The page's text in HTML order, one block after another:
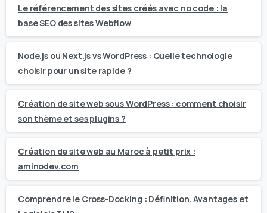
Le référencement des sites créés avec no code : la
base SEO des sites Webflow
Node.js ou Next.js vs WordPress : Quelle technologie
choisir pour un site rapide ?
Création de site web sous WordPress : comment choisir
son thème et ses plugins ?
Création de site web au Maroc à petit prix :
aminodev.com
Comprendre le Cross-Docking : Définition, Avantages et